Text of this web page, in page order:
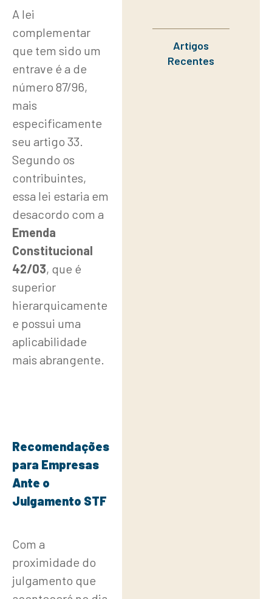
A lei
complementar
que tem sido um
entrave é a de
número 87/96,
mais
especificamente
seu artigo 33.
Segundo os
contribuintes,
essa lei estaria em
desacordo com a
Emenda
Constitucional
42/03, que é
superior
hierarquicamente
e possui uma
aplicabilidade
mais abrangente.
Recomendações
para Empresas
Ante o
Julgamento STF
Com a
proximidade do
julgamento que
Artigos
Recentes